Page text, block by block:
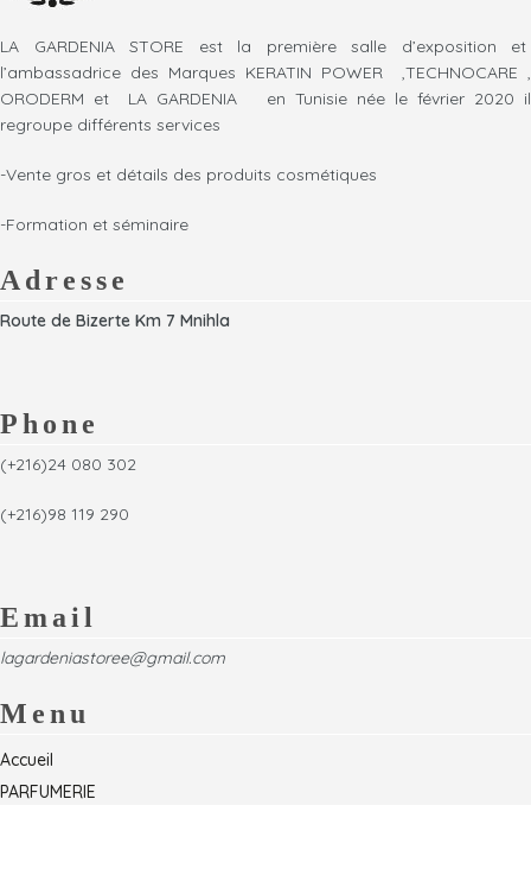
LA GARDENIA STORE est la première salle d’exposition et
l’ambassadrice des Marques KERATIN POWER ,TECHNOCARE ,
ORODERM et LA GARDENIA en Tunisie née le février 2020 il
regroupe différents services
-Vente gros et détails des produits cosmétiques
-Formation et séminaire
Adresse
Route de Bizerte Km 7 Mnihla
Phone
(+216)24 080 302
(+216)98 119 290
Email
lagardeniastoree@gmail.com
Menu
Accueil
PARFUMERIE